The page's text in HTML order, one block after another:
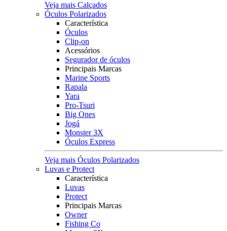
Veja mais Calçados
Óculos Polarizados
Característica
Óculos
Clip-on
Acessórios
Segurador de óculos
Principais Marcas
Marine Sports
Rapala
Yara
Pro-Tsuri
Big Ones
Jogá
Monster 3X
Óculos Express
Veja mais Óculos Polarizados
Luvas e Protect
Característica
Luvas
Protect
Principais Marcas
Owner
Fishing Co